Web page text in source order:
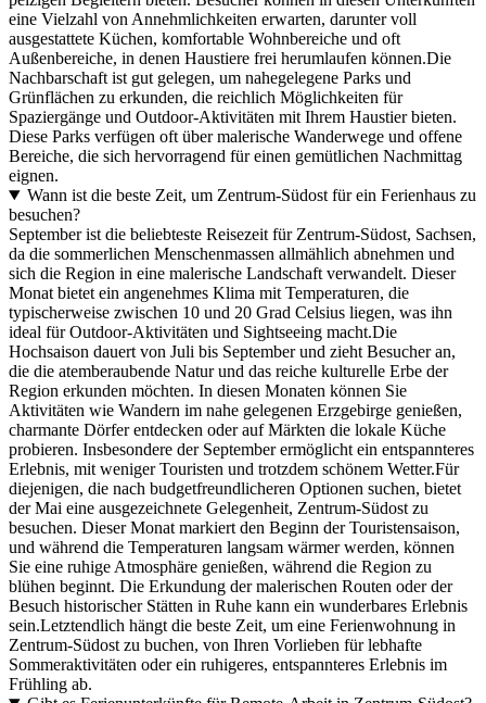
eine Vielzahl von Annehmlichkeiten erwarten, darunter voll
ausgestattete Küchen, komfortable Wohnbereiche und oft
Außenbereiche, in denen Haustiere frei herumlaufen können.Die
Nachbarschaft ist gut gelegen, um nahegelegene Parks und
Grünflächen zu erkunden, die reichlich Möglichkeiten für
Spaziergänge und Outdoor-Aktivitäten mit Ihrem Haustier bieten.
Diese Parks verfügen oft über malerische Wanderwege und offene
Bereiche, die sich hervorragend für einen gemütlichen Nachmittag
eignen.
Wann ist die beste Zeit, um Zentrum-Südost für ein Ferienhaus zu
besuchen?
September ist die beliebteste Reisezeit für Zentrum-Südost, Sachsen,
da die sommerlichen Menschenmassen allmählich abnehmen und
sich die Region in eine malerische Landschaft verwandelt. Dieser
Monat bietet ein angenehmes Klima mit Temperaturen, die
typischerweise zwischen 10 und 20 Grad Celsius liegen, was ihn
ideal für Outdoor-Aktivitäten und Sightseeing macht.Die
Hochsaison dauert von Juli bis September und zieht Besucher an,
die die atemberaubende Natur und das reiche kulturelle Erbe der
Region erkunden möchten. In diesen Monaten können Sie
Aktivitäten wie Wandern im nahe gelegenen Erzgebirge genießen,
charmante Dörfer entdecken oder auf Märkten die lokale Küche
probieren. Insbesondere der September ermöglicht ein entspannteres
Erlebnis, mit weniger Touristen und trotzdem schönem Wetter.Für
diejenigen, die nach budgetfreundlicheren Optionen suchen, bietet
der Mai eine ausgezeichnete Gelegenheit, Zentrum-Südost zu
besuchen. Dieser Monat markiert den Beginn der Touristensaison,
und während die Temperaturen langsam wärmer werden, können
Sie eine ruhige Atmosphäre genießen, während die Region zu
blühen beginnt. Die Erkundung der malerischen Routen oder der
Besuch historischer Stätten in Ruhe kann ein wunderbares Erlebnis
sein.Letztendlich hängt die beste Zeit, um eine Ferienwohnung in
Zentrum-Südost zu buchen, von Ihren Vorlieben für lebhafte
Sommeraktivitäten oder ein ruhigeres, entspannteres Erlebnis im
Frühling ab.